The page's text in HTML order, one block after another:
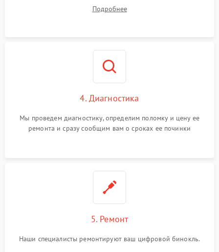
Подробнее
4. Диагностика
Мы проведем диагностику, определим поломку и цену ее
ремонта и сразу сообщим вам о сроках ее починки
5. Ремонт
Наши специалисты ремонтируют ваш цифровой бинокль.